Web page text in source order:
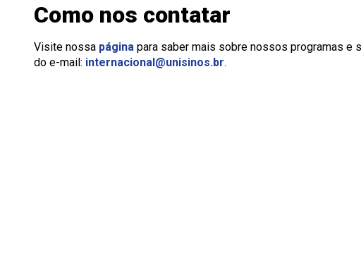
Como nos contatar
Visite nossa página para saber mais sobre nossos programas e
do e-mail: internacional@unisinos.br.